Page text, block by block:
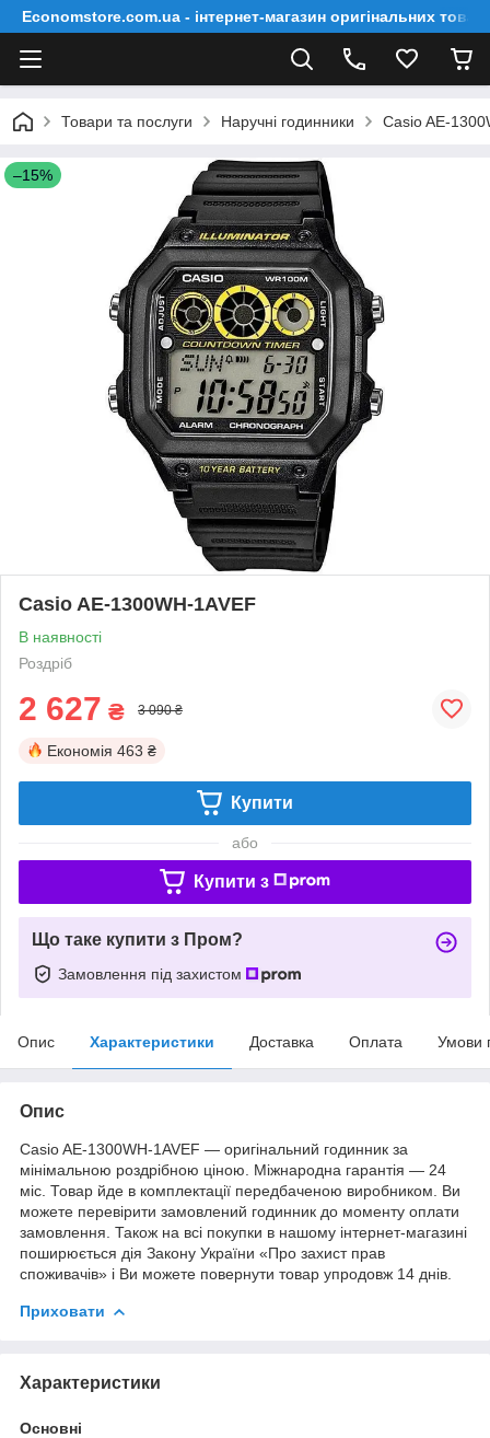
Economstore.com.ua - інтернет-магазин оригінальних
Товари та послуги Наручні годинники Casio AE-
–15%
Casio AE-1300WH-1AVEF
В наявності
Роздріб
2 627 ₴ 3 090 ₴
Економія 463 ₴
Купити
або
Купити з
Що таке купити з Пром?
Замовлення під захистом
Опис Характеристики Доставка Оплата Умови
Опис
Casio AE-1300WH-1AVEF — оригінальний годинник за
мінімальною роздрібною ціною. Міжнародна гарантія — 24
міс. Товар йде в комплектації передбаченою виробником. Ви
можете перевірити замовлений годинник до моменту оплати
замовлення. Також на всі покупки в нашому інтернет-магазині
поширюється дія Закону України «Про захист прав
споживачів» і Ви можете повернути товар упродовж 14 днів.
Приховати
Характеристики
Основні